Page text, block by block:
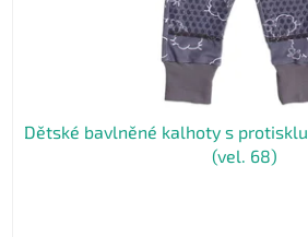
Dětské bavlněné kalhoty s
(vel. 68)